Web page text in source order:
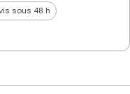
sous 48 h